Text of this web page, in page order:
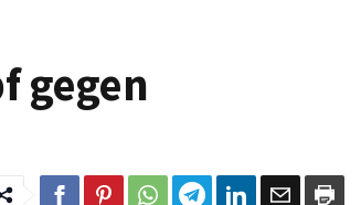
gegen